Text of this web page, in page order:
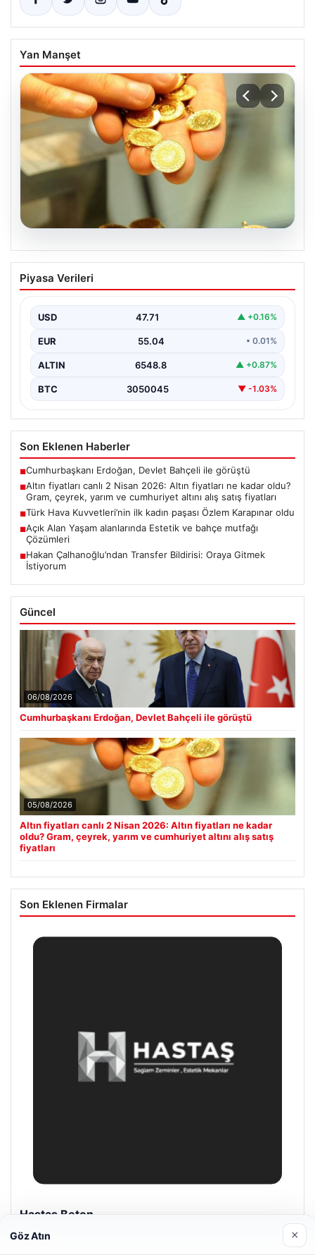
Yan Manşet
Altın fiyatları canlı 2 Nisan 2026: Altın
fiyatları ne kadar oldu? Gram, çeyrek,
fiyatları
Piyasa Verileri
USD 47.71 ▲ +0.16%
EUR 55.04 • 0.01%
ALTIN 6548.8 ▲ +0.87%
BTC 3050045 ▼ -1.03%
Son Eklenen Haberler
■Cumhurbaşkanı Erdoğan, Devlet Bahçeli ile görüştü
■Altın fiyatları canlı 2 Nisan 2026: Altın fiyatları ne kadar oldu?
Gram, çeyrek, yarım ve cumhuriyet altını alış satış fiyatları
■Türk Hava Kuvvetleri’nin ilk kadın paşası Özlem Karapınar oldu
■Açık Alan Yaşam alanlarında Estetik ve bahçe mutfağı
Çözümleri
■Hakan Çalhanoğlu’ndan Transfer Bildirisi: Oraya Gitmek
İstiyorum
Güncel
06/08/2026
Cumhurbaşkanı Erdoğan, Devlet Bahçeli ile görüştü
05/08/2026
Altın fiyatları canlı 2 Nisan 2026: Altın fiyatları ne kadar
oldu? Gram, çeyrek, yarım ve cumhuriyet altını alış satış
fiyatları
Son Eklenen Firmalar
Hastaş Beton
26/05/2026
Göz Atın ×